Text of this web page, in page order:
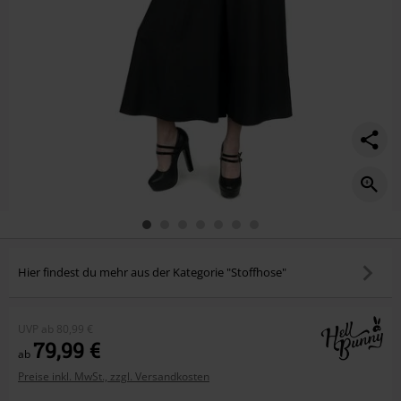
Hier findest du mehr aus der Kategorie "Stoffhose"
UVP ab 80,99 €
ab 79,99 €
Preise inkl. MwSt., zzgl. Versandkosten